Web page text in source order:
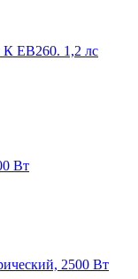
К ЕВ260. 1,2 лс
Вт
2500 Вт